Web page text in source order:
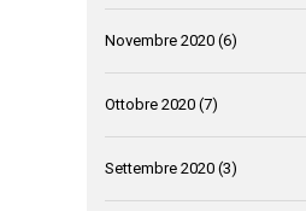
Novembre 2020 (6)
Ottobre 2020 (7)
Settembre 2020 (3)